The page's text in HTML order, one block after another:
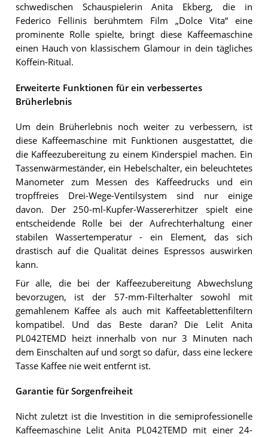
schwedischen Schauspielerin Anita Ekberg, die in
Federico Fellinis berühmtem Film „Dolce Vita“ eine
prominente Rolle spielte, bringt diese Kaffeemaschine
einen Hauch von klassischem Glamour in dein tägliches
Koffein-Ritual.
Erweiterte Funktionen für ein verbessertes
Brüherlebnis
Um dein Brüherlebnis noch weiter zu verbessern, ist
diese Kaffeemaschine mit Funktionen ausgestattet, die
die Kaffeezubereitung zu einem Kinderspiel machen. Ein
Tassenwärmeständer, ein Hebelschalter, ein beleuchtetes
Manometer zum Messen des Kaffeedrucks und ein
tropffreies Drei-Wege-Ventilsystem sind nur einige
davon. Der 250-ml-Kupfer-Wassererhitzer spielt eine
entscheidende Rolle bei der Aufrechterhaltung einer
stabilen Wassertemperatur - ein Element, das sich
drastisch auf die Qualität deines Espressos auswirken
kann.
Für alle, die bei der Kaffeezubereitung Abwechslung
bevorzugen, ist der 57-mm-Filterhalter sowohl mit
gemahlenem Kaffee als auch mit Kaffeetablettenfiltern
kompatibel. Und das Beste daran? Die Lelit Anita
PL042TEMD heizt innerhalb von nur 3 Minuten nach
dem Einschalten auf und sorgt so dafür, dass eine leckere
Tasse Kaffee nie weit entfernt ist.
Garantie für Sorgenfreiheit
Nicht zuletzt ist die Investition in die semiprofessionelle
Kaffeemaschine Lelit Anita PL042TEMD mit einer 24-